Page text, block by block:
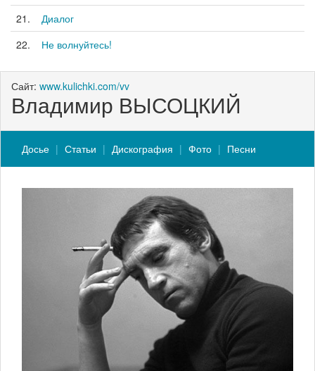
21.
Диалог
22.
Не волнуйтесь!
Сайт: www.kulichki.com/vv
Владимир ВЫСОЦКИЙ
Досье Статьи Дискография Фото Песни